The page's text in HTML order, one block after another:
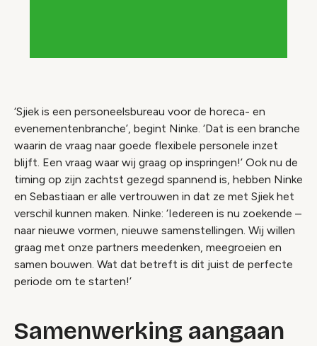
‘Sjiek is een personeelsbureau voor de horeca- en
evenementenbranche’, begint Ninke. ‘Dat is een branche
waarin de vraag naar goede flexibele personele inzet
blijft. Een vraag waar wij graag op inspringen!’ Ook nu de
timing op zijn zachtst gezegd spannend is, hebben Ninke
en Sebastiaan er alle vertrouwen in dat ze met Sjiek het
verschil kunnen maken. Ninke: ‘Iedereen is nu zoekende –
naar nieuwe vormen, nieuwe samenstellingen. Wij willen
graag met onze partners meedenken, meegroeien en
samen bouwen. Wat dat betreft is dit juist de perfecte
periode om te starten!’
Samenwerking aangaan